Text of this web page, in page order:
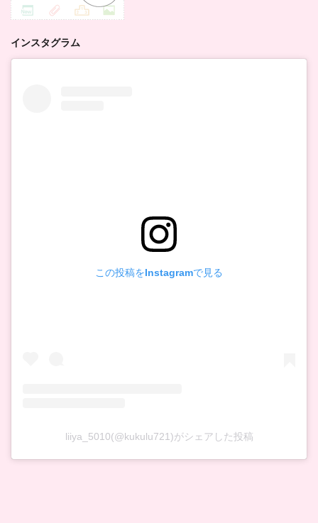
インスタグラム
この投稿をInstagramで見る
liiya_5010(@kukulu721)がシェアした投稿